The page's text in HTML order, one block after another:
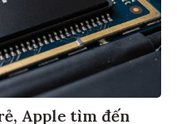
Apple tìm đến